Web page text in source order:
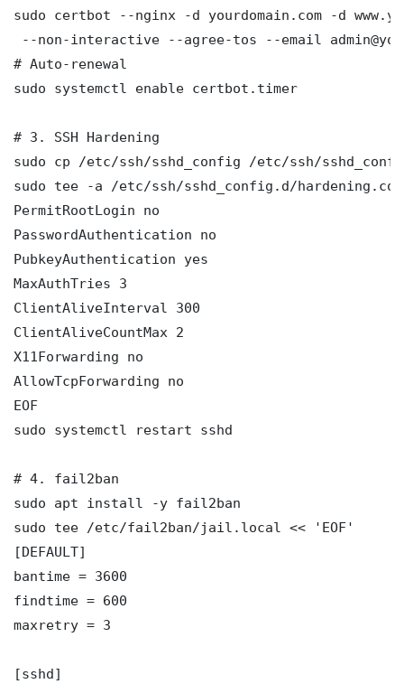
sudo certbot --nginx -d yourdomain.com -d
--non-interactive --agree-tos --email
# Auto-renewal
sudo systemctl enable certbot.timer
# 3. SSH Hardening
sudo cp /etc/ssh/sshd_config /etc/ssh/
sudo tee -a /etc/ssh/sshd_config.d/
PermitRootLogin no
PasswordAuthentication no
PubkeyAuthentication yes
MaxAuthTries 3
ClientAliveInterval 300
ClientAliveCountMax 2
X11Forwarding no
AllowTcpForwarding no
EOF
sudo systemctl restart sshd
# 4. fail2ban
sudo apt install -y fail2ban
sudo tee /etc/fail2ban/jail.local << 'EOF'
[DEFAULT]
bantime = 3600
findtime = 600
maxretry = 3
[sshd]